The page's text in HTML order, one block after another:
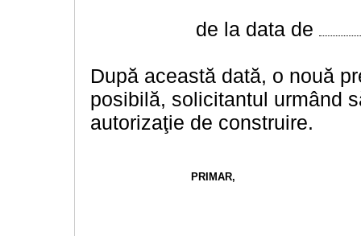
de la data de
După această dată, o nouă
posibilă, solicitantul urmând
autorizaţie de construire.
PRIMAR,